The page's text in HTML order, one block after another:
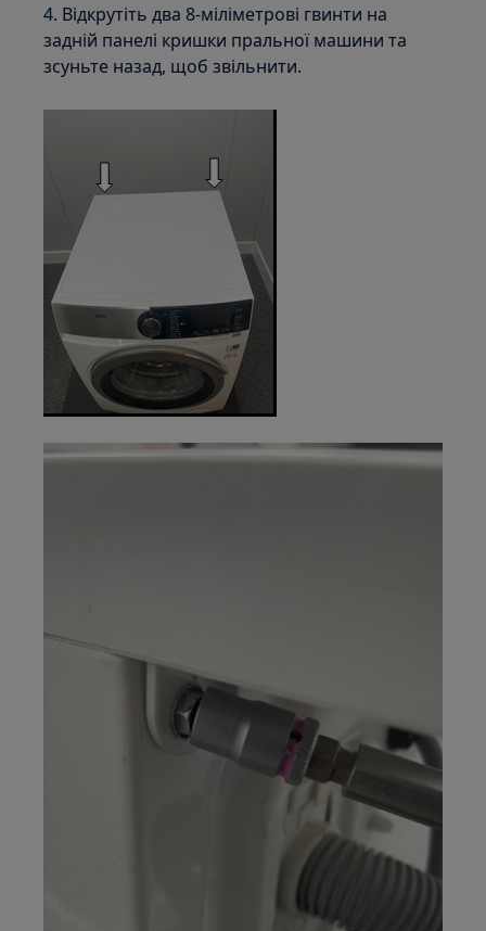
4. Відкрутіть два 8-міліметрові гвинти на
задній панелі кришки пральної машини та
зсуньте назад, щоб звільнити.